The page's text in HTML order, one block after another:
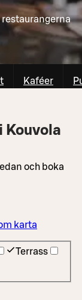
restaurangerna
Kaféer
Kouvola
och boka
Terrass
karta